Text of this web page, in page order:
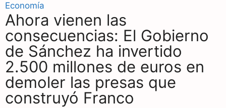
Economía
Ahora vienen las
consecuencias: El Gobierno
de Sánchez ha invertido
2.500 millones de euros en
demoler las presas que
construyó Franco